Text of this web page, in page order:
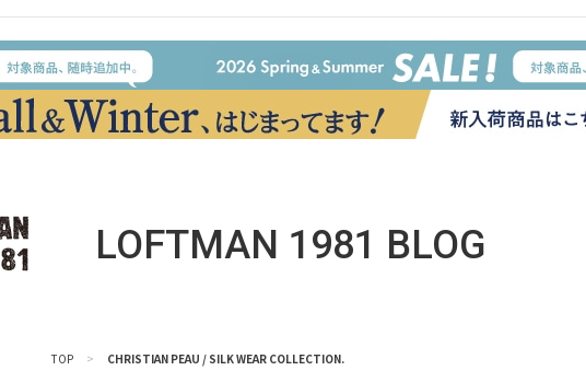
LOFTMAN 1981 BLOG
TOP > CHRISTIAN PEAU / SILK WEAR COLLECTION.